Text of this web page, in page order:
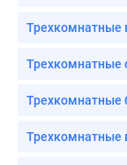
Трехкомнатные
Трехкомнатные
Трехкомнатные
Трехкомнатные